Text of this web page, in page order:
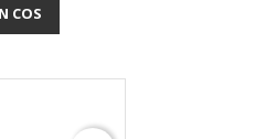
COS